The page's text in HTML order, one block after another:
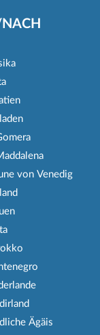
von Venedig
Ägäis